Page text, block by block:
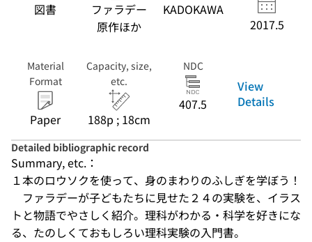
図書
ファラデー
原作ほか
KADOKAWA
2017.5
Material
Format
Paper
Capacity, size,
etc.
188p ; 18cm
NDC
407.5
View
Details
Detailed bibliographic record
Summary, etc.：
１本のロウソクを使って、身のまわりのふしぎを学ぼう！
ファラデーが子どもたちに見せた２４の実験を、イラス
トと物語でやさしく紹介。理科がわかる・科学を好きにな
る、たのしくておもしろい理科実験の入門書。